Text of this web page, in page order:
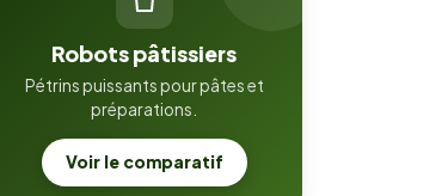
Robots pâtissiers
Pétrins puissants pour pâtes et
préparations.
Voir le comparatif